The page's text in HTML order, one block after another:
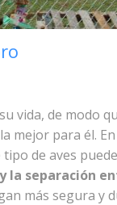
vida, de modo
mejor para él.
de aves
la separación
más segura y